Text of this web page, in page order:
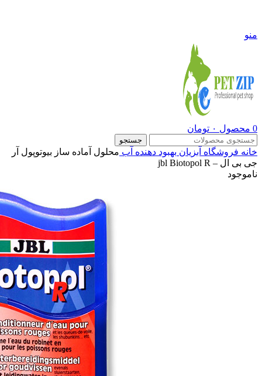
منو
0 محصول ۰ تومان
جستجو
خانه فروشگاه آبزیان بهبود دهنده آب محلول آماده ساز بیوتوپول آر
جی بی ال – jbl Biotopol R
ناموجود